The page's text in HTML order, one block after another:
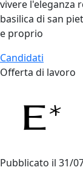
vivere l'eleganza
basilica di san
e proprio
Candidati
Offerta di lavoro
Pubblicato il 31/